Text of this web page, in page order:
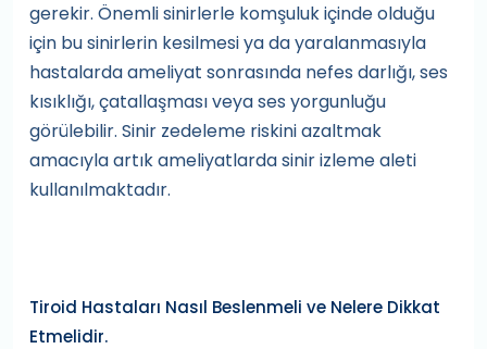
gerekir. Önemli sinirlerle komşuluk içinde olduğu
için bu sinirlerin kesilmesi ya da yaralanmasıyla
hastalarda ameliyat sonrasında nefes darlığı, ses
kısıklığı, çatallaşması veya ses yorgunluğu
görülebilir. Sinir zedeleme riskini azaltmak
amacıyla artık ameliyatlarda sinir izleme aleti
kullanılmaktadır.
Tiroid Hastaları Nasıl Beslenmeli ve Nelere Dikkat
Etmelidir.